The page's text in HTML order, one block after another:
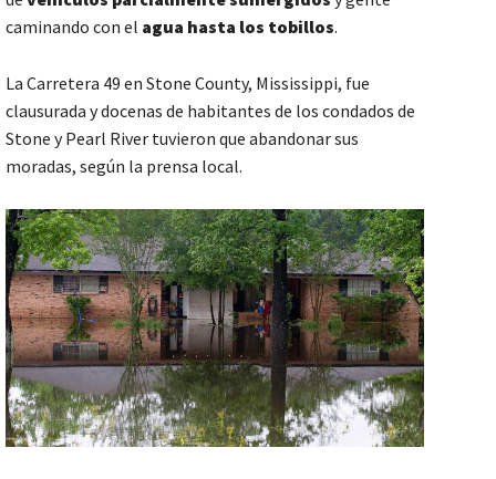
caminando con el agua hasta los tobillos.
La Carretera 49 en Stone County, Mississippi, fue
clausurada y docenas de habitantes de los condados de
Stone y Pearl River tuvieron que abandonar sus
moradas, según la prensa local.